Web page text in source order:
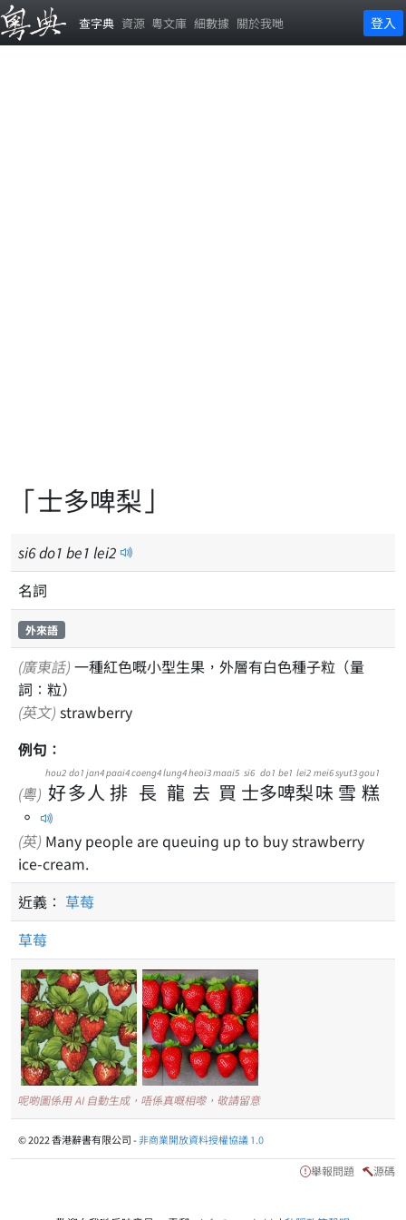
查字典 資源 粵文庫 細數據 關於我哋 登入
「士多啤梨」
si6do1 be1 lei2
名詞
外來語
(廣東話)
詞：粒）
(英文) strawberry
例句：
(粵) 好
hou2
多
do1
人
jan4
排
paai4
長
coeng4
龍
lung4
去
heoi3
買
maai5
士
si6
多
do1
啤
be1
梨
lei2
味
mei6
雪
syut3
糕
gou1
。
(英) Many people are queuing up to buy strawberry
ice-cream.
近義： 草莓
草莓
呢啲圖係用 AI 自動生成，唔係真嘅相嚟，敬請留意
© 2022 香港辭書有限公司 -非商業開放資料授權協議 1.0
舉報問題 源碼